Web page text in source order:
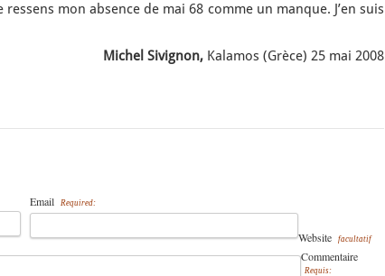
mon absence de mai 68 comme un manque. J’en suis
Michel Sivignon, Kalamos (Grèce) 25 mai 2008
Email Required:
Website facultatif
Commentaire
Requis: